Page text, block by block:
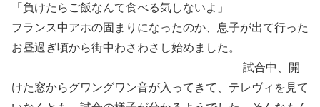
「負けたらご飯なんて食べる気しないよ」
フランス中アホの固まりになったのか、息子が出て行った
お昼過ぎ頃から街中わさわさし始めました。
試合中、開
けた窓からグワングワン音が入ってきて、テレヴィを見て